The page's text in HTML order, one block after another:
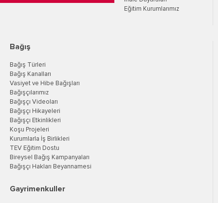
Eğitim Kurumlarımız
Bağış
Bağış Türleri
Bağış Kanalları
Vasiyet ve Hibe Bağışları
Bağışçılarımız
Bağışçı Videoları
Bağışçı Hikayeleri
Bağışçı Etkinlikleri
Koşu Projeleri
Kurumlarla İş Birlikleri
TEV Eğitim Dostu
Bireysel Bağış Kampanyaları
Bağışçı Hakları Beyannamesi
Gayrimenkuller